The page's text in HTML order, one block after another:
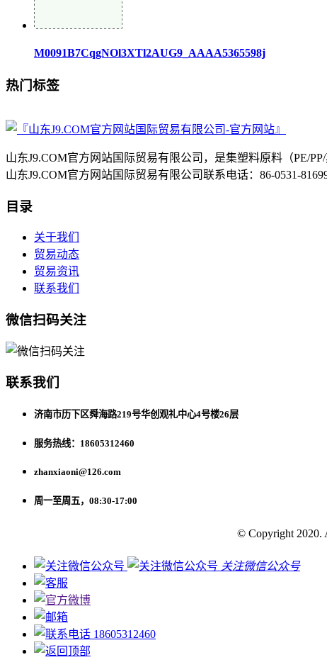
M0091B7CqgNOl3XTl2AUG9_AAAA5365598j
热门标签
山东J9.COM官方网站国际贸易有限公司，是集塑料原料（PE/
山东J9.COM官方网站国际贸易有限公司联系电话：86-0531-
目录
关于我们
贸易动态
贸易资讯
联系我们
微信扫码关注
联系我们
济南市历下区舜海路219号华创观礼中心4号楼26层
服务热线：18605312460
zhanxiaoni@126.com
周一至周五，08:30-17:00
© Copyright 2020.
关注微信公众号
18605312460